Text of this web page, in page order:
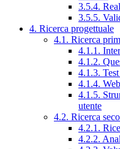
3.5.4.
3.5.5.
4. Ricerca progettuale
4.1. Ricerca
4.1.1.
4.1.2.
4.1.3.
4.1.4.
4.1.5.
utente
4.2. Ricerca
4.2.1.
4.2.2.